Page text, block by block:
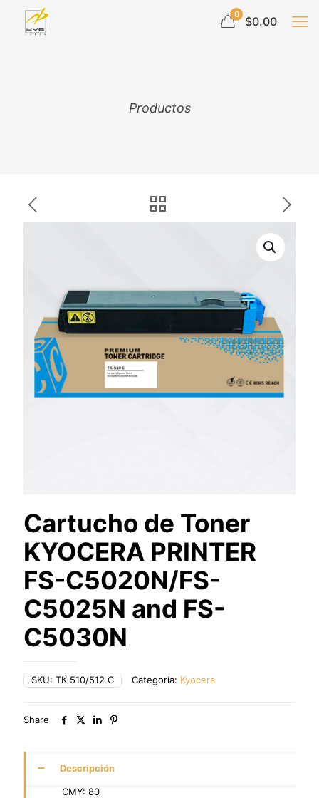
0 $0.00
Productos
Cartucho de Toner
KYOCERA PRINTER
FS-C5020N/FS-
C5025N and FS-
C5030N
SKU: TK 510/512 C Categoría: Kyocera
Share
Descripción
CMY: 80